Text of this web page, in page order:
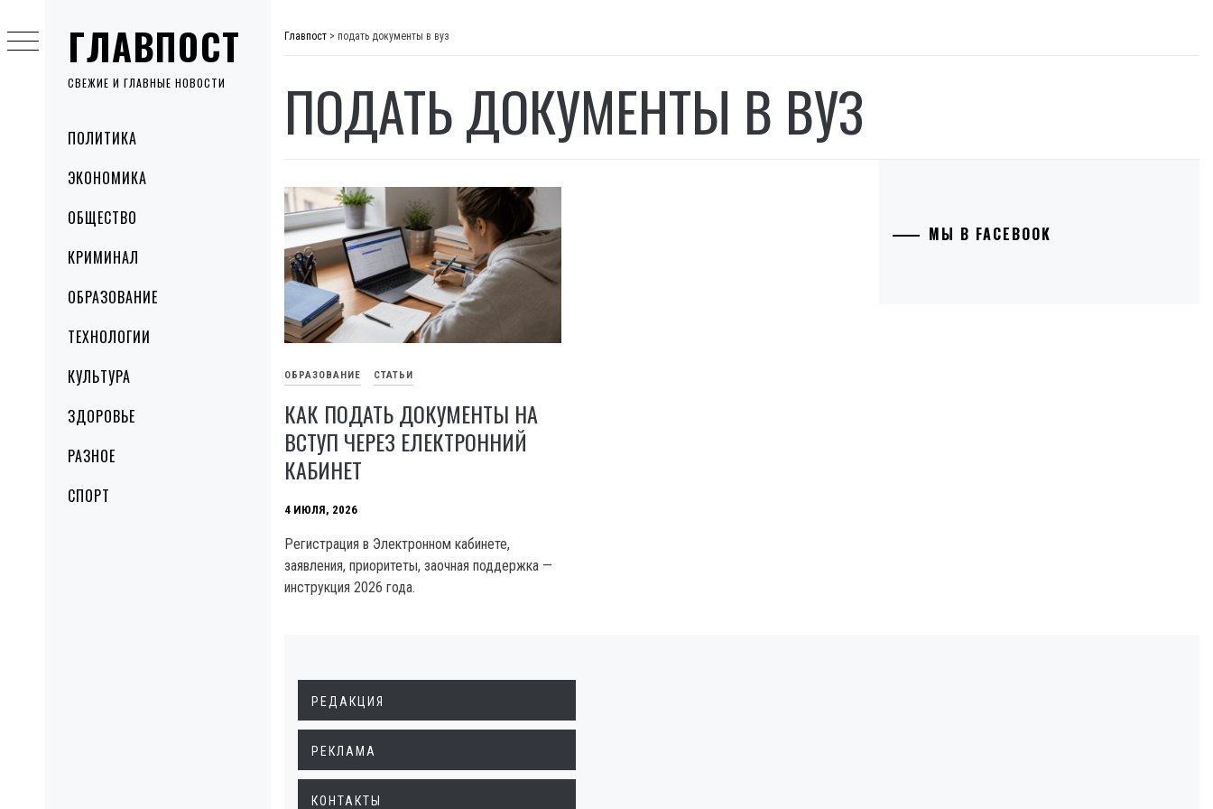
ГЛАВПОСТ
СВЕЖИЕ И ГЛАВНЫЕ НОВОСТИ
MenuПОЛИТИКА
ЭКОНОМИКА
ОБЩЕСТВО
КРИМИНАЛ
ОБРАЗОВАНИЕ
ТЕХНОЛОГИИ
КУЛЬТУРА
ЗДОРОВЬЕ
РАЗНОЕ
СПОРТ
to
content
Главпост > подать документы в вуз
ПОДАТЬ ДОКУМЕНТЫ В ВУЗ
ОБРАЗОВАНИЕ СТАТЬИ
КАК ПОДАТЬ ДОКУМЕНТЫ НА
ВСТУП ЧЕРЕЗ ЕЛЕКТРОННИЙ
КАБИНЕТ
4 ИЮЛЯ, 2026
Регистрация в Электронном кабинете,
заявления, приоритеты, заочная поддержка —
инструкция 2026 года.
МЫ В FACEBOOK
РЕДАКЦИЯ
РЕКЛАМА
КОНТАКТЫ